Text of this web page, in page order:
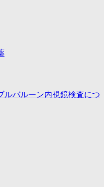
ルバルーン内視鏡検査につ